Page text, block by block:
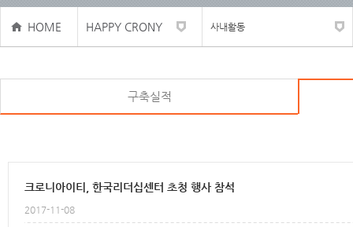
HOME HAPPY CRONY 사내활동
구축실적
크로니아이티, 한국리더십센터 초청 행사 참석
2017-11-08